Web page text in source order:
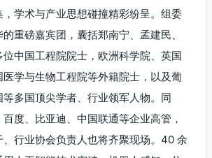
学术与产业思想碰撞精彩纷呈。组委
重磅嘉宾团，囊括郑南宁、孟建民、
中国工程院院士，欧洲科学院、英国
学与生物工程院等外籍院士，以及葡
多国顶尖学者、行业领军人物。同
度、比亚迪、中国联通等企业高管，
、行业协会负责人也将齐聚现场。40 余